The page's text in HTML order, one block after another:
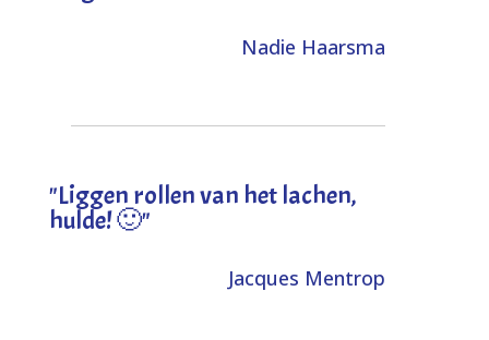
Nadie Haarsma
"Liggen rollen van het lachen,
hulde! 🙂"
Jacques Mentrop